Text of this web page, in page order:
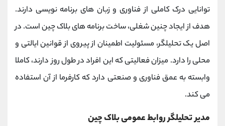
توانایی درک کاملی از فناوری و زبان های برنامه نویسی دارند.
هدف از ایجاد چنین شغلی، ساخت برنامه های بلاک چین است. در
اصل یک تحلیلگر، مسئولیت اطمینان از پیروی از قوانین ایالتی و
محلی را دارد. میزان فعالیتی که این افراد در طول روز دارند، کاملا
وابسته به عمق فناوری و صنعتی دارد که کارفرما از آن استفاده
می کند.
مدیر تحلیلگر روابط عمومی بلاک چین